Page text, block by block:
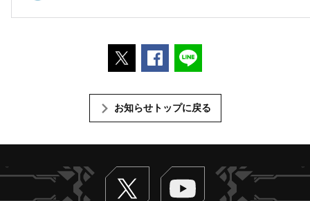
ポストするFacebookでシェアする
お知らせトップに戻る
Twitter ヴァンガードch